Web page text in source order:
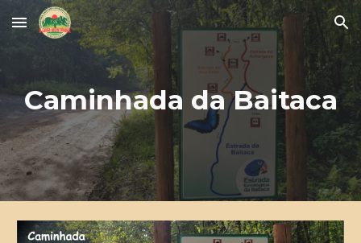
Skip to main content Skip to navigation
Caminhada da Baitaca